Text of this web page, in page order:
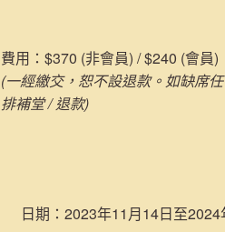
費用：$370 (非會員) / $240 (會員)
(一經繳交，恕不設退款。如缺席
排補堂 / 退款)
日期： 2023年11月14日至